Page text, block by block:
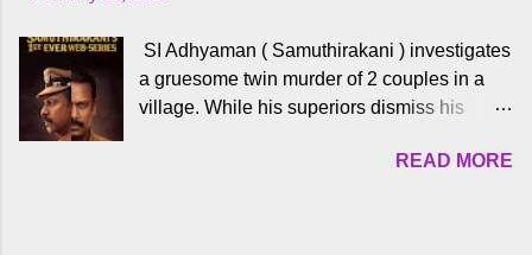
cinema, voices the menacing Skeletor
across the Tamil, Malayalam, and Telugu
versions. Joining them is Action King Arjun...
வெங்கட், ரம்யா பாண்டியன், வி டி வி கணேஷ் ,
ஜான் விஜய், பேபி கிருத்திகா, 'பருத்திவீரன்'
சரவணன், ஹரிஷ் உத்தமன் உள்ளிட்ட பலர்
செய்திருக்கும் இந்த திரைப்படத்திற்கு ஜீ. வி.
SI Adhyaman ( Samuthirakani ) investigates
a gruesome twin murder of 2 couples in a
village. While his superiors dismiss his
Sshivada ) believes in him and makes him
READ MORE